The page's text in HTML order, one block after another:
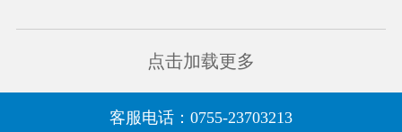
点击加载更多
客服电话：0755-23703213